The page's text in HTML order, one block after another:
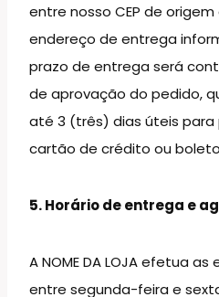
entre nosso CEP de
endereço de entrega
prazo de entrega será
de aprovação do pedido,
até 3 (três) dias úteis
cartão de crédito ou
5. Horário de entrega e
A NOME DA LOJA efetua
entre segunda-feira e